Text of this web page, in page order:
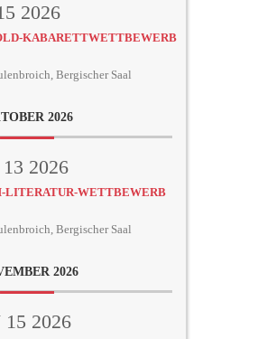
2026
KABARETTWETTBEWERB
Bergischer Saal
2026
2026
LITERATUR-WETTBEWERB
Bergischer Saal
2026
2026